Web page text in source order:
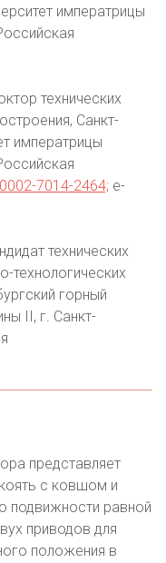
императрицы
технических
Санкт-
императрицы
7014-2464; e-
технических
технологических
горный
II, г. Санкт-
представляет
с ковшом и
подвижности равной
приводов для
положения в